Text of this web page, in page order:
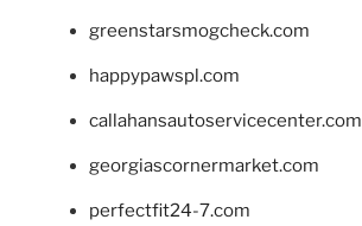
greenstarsmogcheck.com
happypawspl.com
callahansautoservicecenter.com
georgiascornermarket.com
perfectfit24-7.com